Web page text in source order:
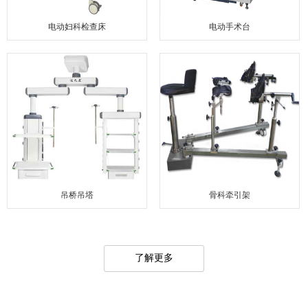
电动妇科检查床 电动手术台
吊桥吊塔 骨科牵引架
了解更多